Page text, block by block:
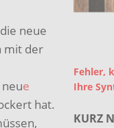
neue
mit der
e
hat.
Fehler,
Ihre
KURZ